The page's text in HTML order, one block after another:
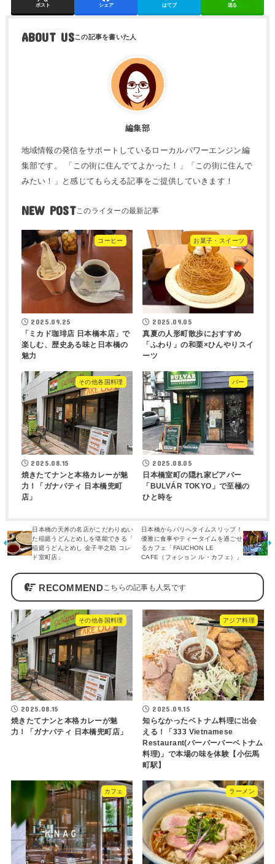
ポスト シェア はてブ 送る
ABOUT US
編集部
地域情報の発信をサポートしているローカルパワーエンジン編
集部です。 「この街に住んでてよかった！」「この街に住んで
みたい！」と感じてもらえる記事をご提供していきます！
NEW POST
コーヒー
2025.09.25
「ミカド珈琲店 日本橋本店」で
楽しむ、歴史ある味と日本橋の
魅力
お菓子・スイーツ
2025.09.05
真夏の人形町散歩におすすめ
「ふわり」の和栗×ひんやりスイ
ーツ
その他各国料理
2025.08.15
焼きたてナンと本格カレーが魅
力！「ガナパティ 日本橋兜町
店」
バー
2025.08.05
日本橋室町の隠れ家ビアバー
「BULVÁR TOKYO」で至極の
ひと時を
日本橋の天丼の名店がこだわりぬい
た稲庭うどんとめしを堪能できる「⁡
稲庭うどんとめし 金子半之助 コレ
ド室町店」
日本橋からパリへタイムスリップ！
優雅に食事やティータイムを過ごせ
るカフェ「FAUCHON LE
CAFE（フォション ル・カフェ）」
RECOMMEND
その他各国料理
2025.08.15
焼きたてナンと本格カレーが魅
力！「ガナパティ 日本橋兜町店」
アジア料理
2025.09.15
知らなかったベトナム料理に出会
える！「333 Vietnamese
Restaurant(バーバーバーベトナム
料理)」で本場の味を体験【小伝馬
町駅】
カフェ ラーメン